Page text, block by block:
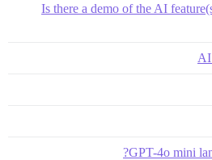
Is there a demo of the AI
AI
GPT-4o mini